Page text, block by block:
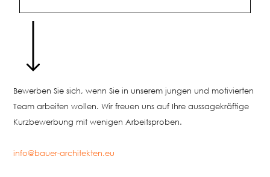
Bewerben Sie sich, wenn Sie in unserem jungen und motivierten
Team arbeiten wollen. Wir freuen uns auf Ihre aussagekräftige
Kurzbewerbung mit wenigen Arbeitsproben.
info@bauer-architekten.eu